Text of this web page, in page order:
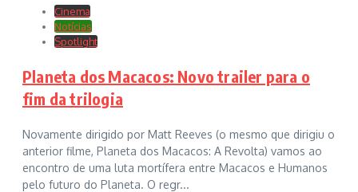
Cinema
Notícias
Spotlight
Planeta dos Macacos: Novo trailer para o
fim da trilogia
Novamente dirigido por Matt Reeves (o mesmo que dirigiu o
anterior filme, Planeta dos Macacos: A Revolta) vamos ao
encontro de uma luta mortífera entre Macacos e Humanos
pelo futuro do Planeta. O regr...